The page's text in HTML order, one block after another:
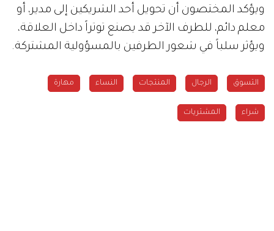
ويؤكد المختصون أن تحويل أحد الشريكين إلى مدير، أو
معلم دائم، للطرف الآخر قد يصنع توتراً داخل العلاقة،
ويؤثر سلباً في شعور الطرفين بالمسؤولية المشتركة.
التسوق الرجال المنتجات النساء مهارة
شراء المشتريات